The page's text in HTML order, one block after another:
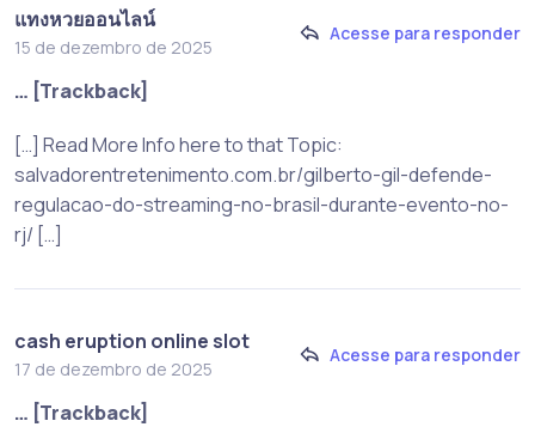
แทงหวยออนไลน์
15 de dezembro de 2025
Acesse para responder
… [Trackback]
[…] Read More Info here to that Topic:
salvadorentretenimento.com.br/gilberto-gil-defende-
regulacao-do-streaming-no-brasil-durante-evento-no-
rj/ […]
cash eruption online slot
17 de dezembro de 2025
Acesse para responder
… [Trackback]